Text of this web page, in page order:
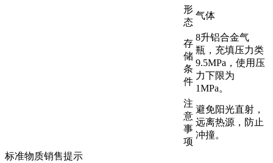
形
态
气体
存
储
条
件
8升铝合金气
瓶，充填压力类
9.5MPa，使用压
力下限为
1MPa。
注
意
事
项
避免阳光直射，
远离热源，防止
冲撞。
标准物质销售提示